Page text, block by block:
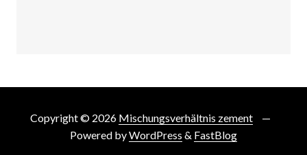
Copyright © 2026 Mischungsverhältnis zement
Powered byWordPress & FastBlog